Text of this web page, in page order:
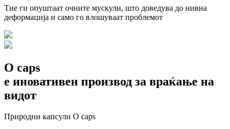
Тие ги опуштаат очните мускули, што доведува до нивна
деформација и само го влошуваат проблемот
O caps
е иновативен производ за враќање на
видот
Природни капсули O caps